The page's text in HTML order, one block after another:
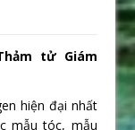
tử Giám
hiện đại nhất
mẫu tóc, mẫu